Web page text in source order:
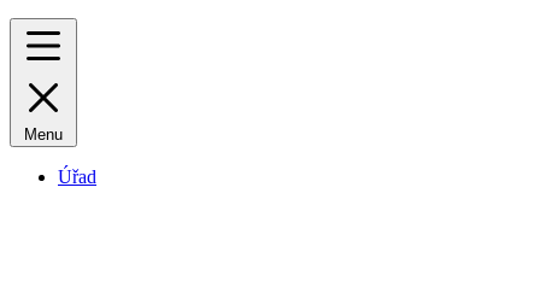
Menu
Úřad